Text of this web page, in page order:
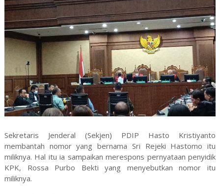
Sekretaris Jenderal (Sekjen) PDIP Hasto Kristiyanto
membantah nomor yang bernama Sri Rejeki Hastomo itu
miliknya. Hal itu ia sampaikan merespons pernyataan penyidik
KPK, Rossa Purbo Bekti yang menyebutkan nomor itu
miliknya.